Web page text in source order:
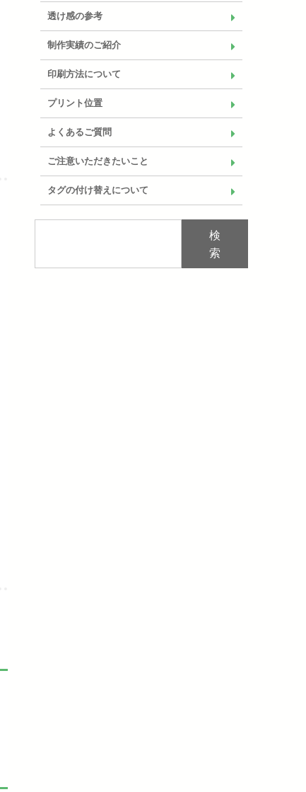
透け感の参考
制作実績のご紹介
印刷方法について
プリント位置
よくあるご質問
ご注意いただきたいこと
タグの付け替えについて
検
索